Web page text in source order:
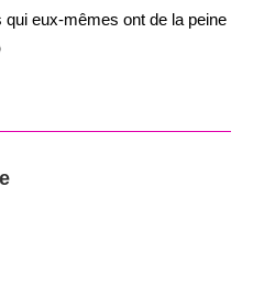
qui eux-mêmes ont de la peine